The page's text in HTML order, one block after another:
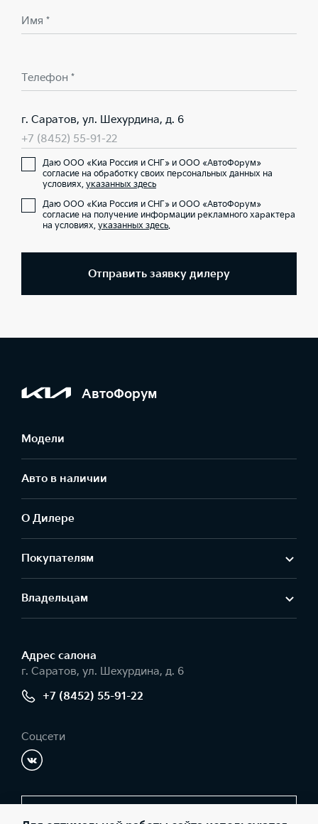
Имя *
Телефон *
г. Саратов, ул. Шехурдина, д. 6
+7 (8452) 55-91-22
Даю ООО «Киа Россия и СНГ» и ООО «АвтоФорум»
согласие на обработку своих персональных данных на
условиях, указанных здесь
Даю ООО «Киа Россия и СНГ» и ООО «АвтоФорум»
согласие на получение информации рекламного характера
на условиях, указанных здесь.
Отправить заявку дилеру
АвтоФорум
Модели
Авто в наличии
О Дилере
Покупателям
Владельцам
Адрес салонa
г. Саратов, ул. Шехурдина, д. 6
+7 (8452) 55-91-22
Соцсети